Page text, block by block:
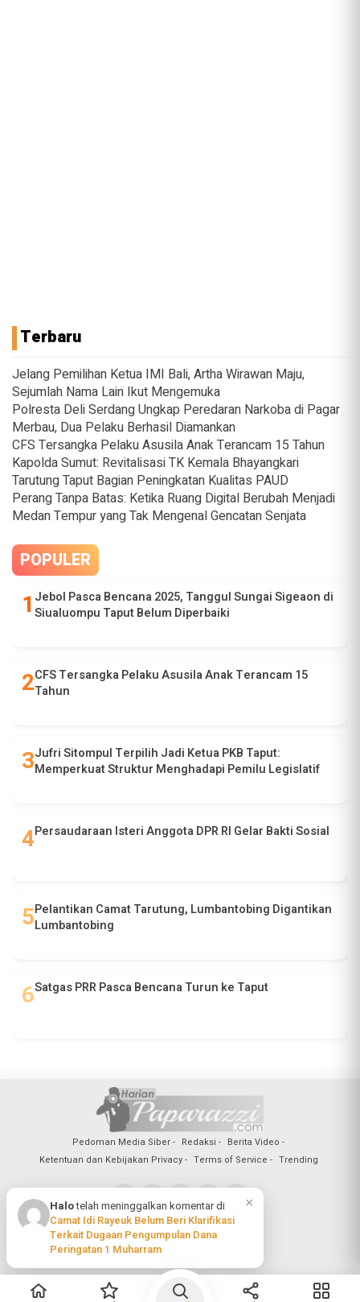
Terbaru
Jelang Pemilihan Ketua IMI Bali, Artha Wirawan Maju,
Sejumlah Nama Lain Ikut Mengemuka
Polresta Deli Serdang Ungkap Peredaran Narkoba di Pagar
Merbau, Dua Pelaku Berhasil Diamankan
CFS Tersangka Pelaku Asusila Anak Terancam 15 Tahun
Kapolda Sumut: Revitalisasi TK Kemala Bhayangkari
Tarutung Taput Bagian Peningkatan Kualitas PAUD
Perang Tanpa Batas: Ketika Ruang Digital Berubah Menjadi
Medan Tempur yang Tak Mengenal Gencatan Senjata
POPULER
Jebol Pasca Bencana 2025, Tanggul Sungai Sigeaon di
Siualuompu Taput Belum Diperbaiki
CFS Tersangka Pelaku Asusila Anak Terancam 15
Tahun
Jufri Sitompul Terpilih Jadi Ketua PKB Taput:
Memperkuat Struktur Menghadapi Pemilu Legislatif
Persaudaraan Isteri Anggota DPR RI Gelar Bakti Sosial
Pelantikan Camat Tarutung, Lumbantobing Digantikan
Lumbantobing
Satgas PRR Pasca Bencana Turun ke Taput
Pedoman Media Siber Redaksi
Berita Video
Ketentuan dan Kebijakan Privacy
Terms of Service Trending
Copyright @2026 Harian Paparazzi
All Rights Reserved
×
Halotelah meninggalkan komentar di
Camat Idi Rayeuk Belum Beri Klarifikasi
Terkait Dugaan Pengumpulan Dana
Peringatan 1 Muharram